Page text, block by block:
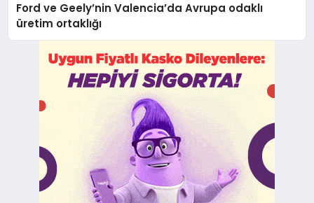
Ford ve Geely’nin Valencia’da Avrupa odaklı
üretim ortaklığı